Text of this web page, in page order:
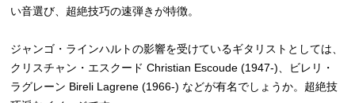
い音選び、超絶技巧の速弾きが特徴。
ジャンゴ・ラインハルトの影響を受けているギタリストとしては、
クリスチャン・エスクード Christian Escoude (1947-)、ビレリ・
ラグレーン Bireli Lagrene (1966-) などが有名でしょうか。超絶技